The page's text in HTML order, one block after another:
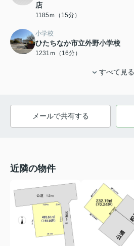
店
1185ｍ（15分）
小学校
ひたちなか市立外野小学校
1231ｍ（16分）
すべて見る
メールで共有する
近隣の物件